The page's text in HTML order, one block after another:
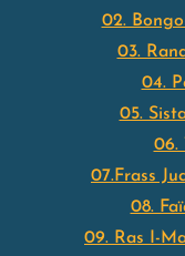
02.
03.
04.
05.
06.
07.Frass
08.
09. Ras I-